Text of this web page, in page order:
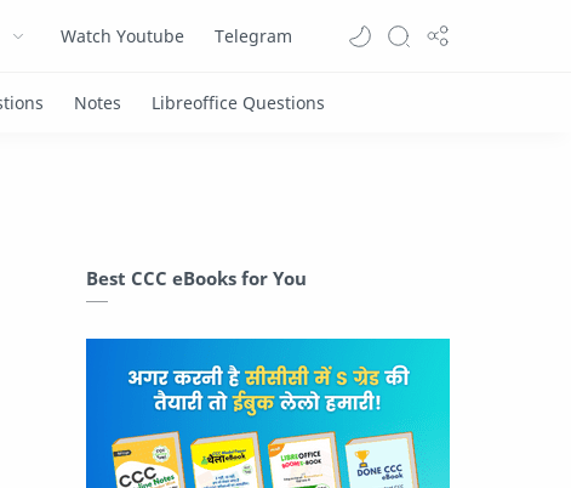
Watch Youtube Telegram
Best CCC eBooks for You